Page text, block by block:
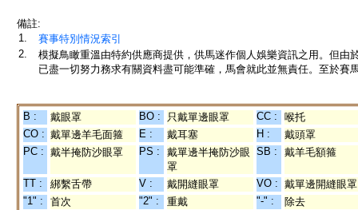
備註:
1.
賽事特別情況索引
2.
模擬鳥瞰重溫由特約供應商提供，供馬迷作個人娛樂資訊之用。但
已盡一切努力務求有關資料盡可能準確，馬會就此並無責任。至於賽
B : 戴眼罩 BO : 只戴單邊眼罩 CC :
喉托
CO : 戴單邊羊毛面箍 E : 戴耳塞 H :
戴頭罩
PC : 戴半掩防沙眼罩 PS :
戴單邊半掩防沙眼
罩
SB : 戴羊毛額箍
TT : 綁繫舌帶 V : 戴開縫眼罩 VO : 戴單邊開縫眼罩
"1" :
首次 "2" : 重戴 "-" : 除去